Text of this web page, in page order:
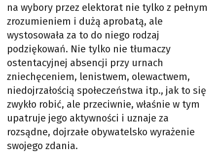
na wybory przez elektorat nie tylko z pełnym
zrozumieniem i dużą aprobatą, ale
wystosowała za to do niego rodzaj
podziękowań. Nie tylko nie tłumaczy
ostentacyjnej absencji przy urnach
zniechęceniem, lenistwem, olewactwem,
niedojrzałością społeczeństwa itp., jak to się
zwykło robić, ale przeciwnie, właśnie w tym
upatruje jego aktywności i uznaje za
rozsądne, dojrzałe obywatelsko wyrażenie
swojego zdania.